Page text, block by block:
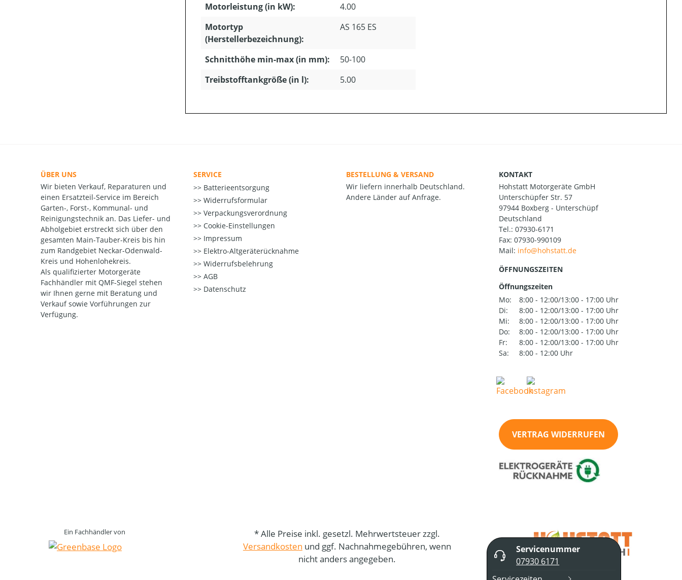
Motorleistung (in kW):
4.00
Motortyp
(Herstellerbezeichnung):
AS 165 ES
Schnitthöhe min-max (in mm):
50-100
Treibstofftankgröße (in l):
5.00
ÜBER UNS
Wir bieten Verkauf, Reparaturen und
einen Ersatzteil-Service im Bereich
Garten-, Forst-, Kommunal- und
Reinigungstechnik an. Das Liefer- und
Abholgebiet erstreckt sich über den
gesamten Main-Tauber-Kreis bis hin
zum Randgebiet Neckar-Odenwald-
Kreis und Hohenlohekreis.
Als qualifizierter Motorgeräte
Fachhändler mit QMF-Siegel stehen
wir Ihnen gerne mit Beratung und
Verkauf sowie Vorführungen zur
Verfügung.
SERVICE
Batterieentsorgung
Widerrufsformular
Verpackungsverordnung
Cookie-Einstellungen
Impressum
Elektro-Altgeräterücknahme
Widerrufsbelehrung
AGB
Datenschutz
BESTELLUNG & VERSAND
Wir liefern innerhalb Deutschland.
Andere Länder auf Anfrage.
KONTAKT
Hohstatt Motorgeräte GmbH
Unterschüpfer Str. 57
97944 Boxberg - Unterschüpf
Deutschland
Tel.: 07930-6171
Fax: 07930-990109
Mail:
ÖFFNUNGSZEITEN
Öffnungszeiten
Mo:
8:00 - 12:00/13:00 - 17:00 Uhr
Di:
8:00 - 12:00/13:00 - 17:00 Uhr
Mi:
8:00 - 12:00/13:00 - 17:00 Uhr
Do:
8:00 - 12:00/13:00 - 17:00 Uhr
Fr:
8:00 - 12:00/13:00 - 17:00 Uhr
Sa:
8:00 - 12:00 Uhr
VERTRAG WIDERRUFEN
Ein Fachhändler von
* Alle Preise inkl. gesetzl. Mehrwertsteuer zzgl.
Versandkosten und ggf. Nachnahmegebühren, wenn
nicht anders angegeben.
Servicenummer
07930 6171